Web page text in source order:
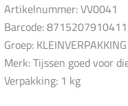
Artikelnummer: VV0041
Barcode: 8715207910411
Groep:
Merk: Tijssen goed voor
Verpakking: 1 kg